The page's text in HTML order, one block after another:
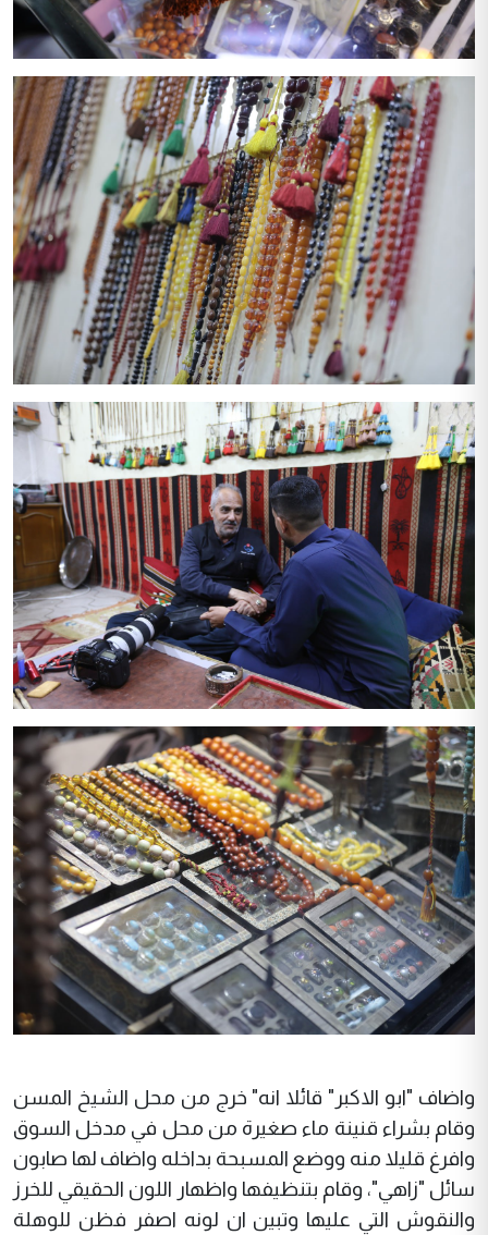
واضاف "ابو الاكبر" قائلا انه" خرج من محل الشيخ المسن
وقام بشراء قنينة ماء صغيرة من محل في مدخل السوق
وافرغ قليلا منه ووضع المسبحة بداخله واضاف لها صابون
سائل "زاهي"، وقام بتنظيفها واظهار اللون الحقيقي للخرز
والنقوش التي عليها وتبين ان لونه اصفر فظن للوهلة